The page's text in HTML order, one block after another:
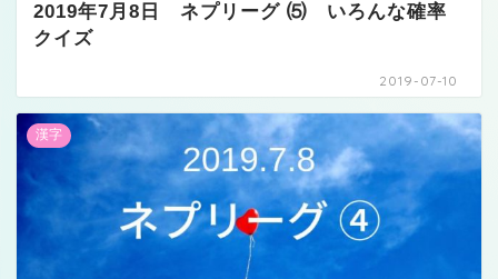
2019年7月8日 ネプリーグ ⑸ いろんな確率
クイズ
2019-07-10
漢字